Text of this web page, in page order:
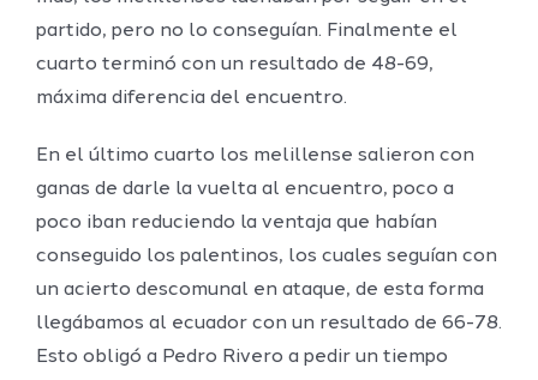
partido, pero no lo conseguían. Finalmente el
cuarto terminó con un resultado de 48-69,
máxima diferencia del encuentro.
En el último cuarto los melillense salieron con
ganas de darle la vuelta al encuentro, poco a
poco iban reduciendo la ventaja que habían
conseguido los palentinos, los cuales seguían con
un acierto descomunal en ataque, de esta forma
llegábamos al ecuador con un resultado de 66-78.
Esto obligó a Pedro Rivero a pedir un tiempo